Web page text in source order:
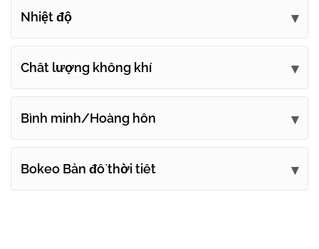
Nhiệt độ
Chất lượng không khí
Bình minh/Hoàng hôn
Bokeo Bản đồ thời tiết